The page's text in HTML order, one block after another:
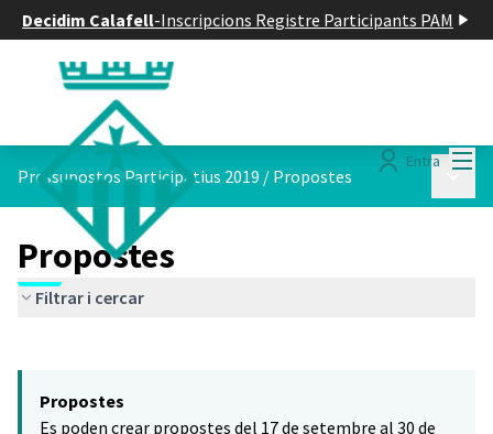
Decidim Calafell-Inscripcions Registre Participants PAM
Entra
Pressupostos Participatius 2019 / Propostes
Propostes
Filtrar i cercar
−
Propostes
Es poden crear propostes del 17 de setembre al 30 de